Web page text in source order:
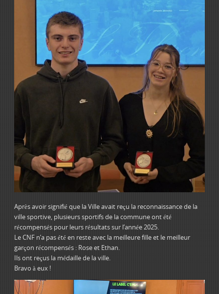
Après avoir signifié que la Ville avait reçu la reconnaissance de la
ville sportive, plusieurs sportifs de la commune ont été
récompensés pour leurs résultats sur l’année 2025.
Le CNF n’a pas été en reste avec la meilleure fille et le meilleur
garçon récompensés : Rose et Ethan.
Ils ont reçus la médaille de la ville.
Bravo à eux !